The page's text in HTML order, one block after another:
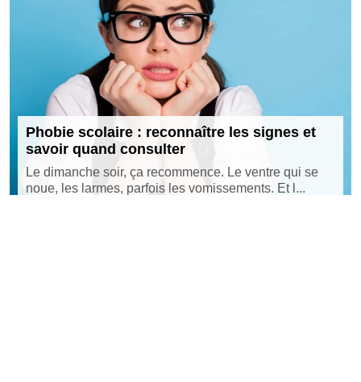
Phobie scolaire : reconnaître les signes et
savoir quand consulter
Le dimanche soir, ça recommence. Le ventre qui se
noue, les larmes, parfois les vomissements. Et l...